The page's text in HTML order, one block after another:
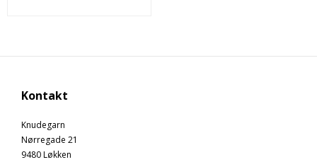
Kontakt
Knudegarn
Nørregade 21
9480 Løkken